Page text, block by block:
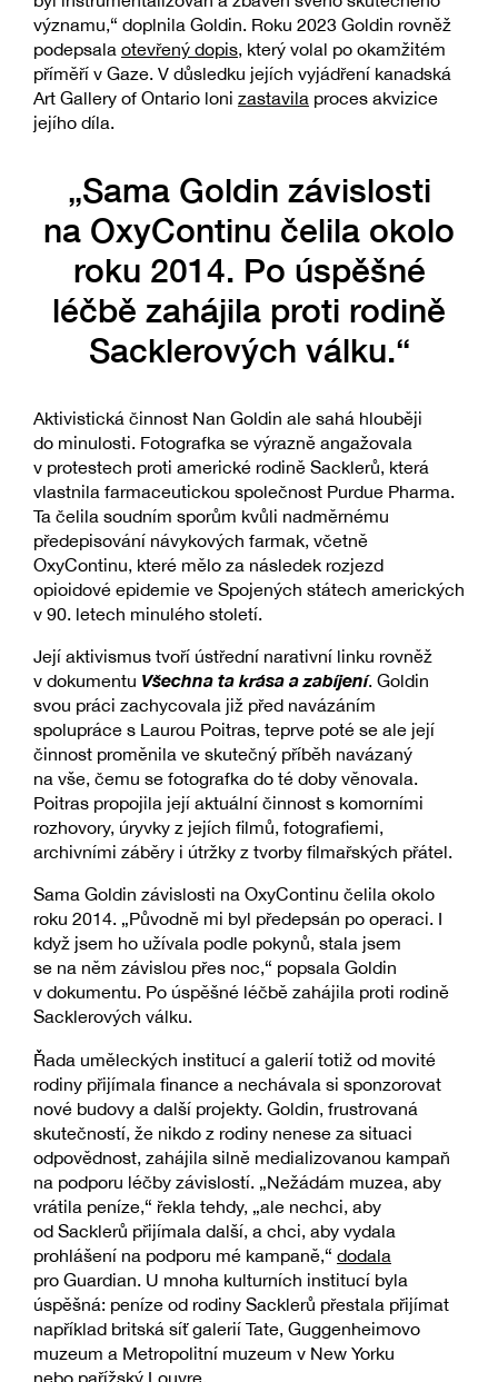
významu,“ doplnila Goldin. Roku 2023 Goldin rovněž
podepsala otevřený dopis, který volal po okamžitém
příměří v Gaze. V důsledku jejích vyjádření kanadská
Art Gallery of Ontario loni zastavila proces akvizice
jejího díla.
„Sama Goldin závislosti
na OxyContinu čelila okolo
roku 2014. Po úspěšné
léčbě zahájila proti rodině
Sacklerových válku.“
Aktivistická činnost Nan Goldin ale sahá hlouběji
do minulosti. Fotografka se výrazně angažovala
v protestech proti americké rodině Sacklerů, která
vlastnila farmaceutickou společnost Purdue Pharma.
Ta čelila soudním sporům kvůli nadměrnému
předepisování návykových farmak, včetně
OxyContinu, které mělo za následek rozjezd
opioidové epidemie ve Spojených státech amerických
v 90. letech minulého století.
Její aktivismus tvoří ústřední narativní linku rovněž
v dokumentu Všechna ta krása a zabíjení. Goldin
svou práci zachycovala již před navázáním
spolupráce s Laurou Poitras, teprve poté se ale její
činnost proměnila ve skutečný příběh navázaný
na vše, čemu se fotografka do té doby věnovala.
Poitras propojila její aktuální činnost s komorními
rozhovory, úryvky z jejích filmů, fotografiemi,
archivními záběry i útržky z tvorby filmařských přátel.
Sama Goldin závislosti na OxyContinu čelila okolo
roku 2014. „Původně mi byl předepsán po operaci. I
když jsem ho užívala podle pokynů, stala jsem
se na něm závislou přes noc,“ popsala Goldin
v dokumentu. Po úspěšné léčbě zahájila proti rodině
Sacklerových válku.
Řada uměleckých institucí a galerií totiž od movité
rodiny přijímala finance a nechávala si sponzorovat
nové budovy a další projekty. Goldin, frustrovaná
skutečností, že nikdo z rodiny nenese za situaci
odpovědnost, zahájila silně medializovanou kampaň
na podporu léčby závislostí. „Nežádám muzea, aby
vrátila peníze,“ řekla tehdy, „ale nechci, aby
od Sacklerů přijímala další, a chci, aby vydala
prohlášení na podporu mé kampaně,“ dodala
pro Guardian. U mnoha kulturních institucí byla
úspěšná: peníze od rodiny Sacklerů přestala přijímat
například britská síť galerií Tate, Guggenheimovo
muzeum a Metropolitní muzeum v New Yorku
nebo pařížský Louvre.